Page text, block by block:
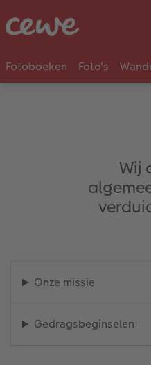
Fotoboeken Foto's
Wij
Onze missie
Gedragsbeginselen